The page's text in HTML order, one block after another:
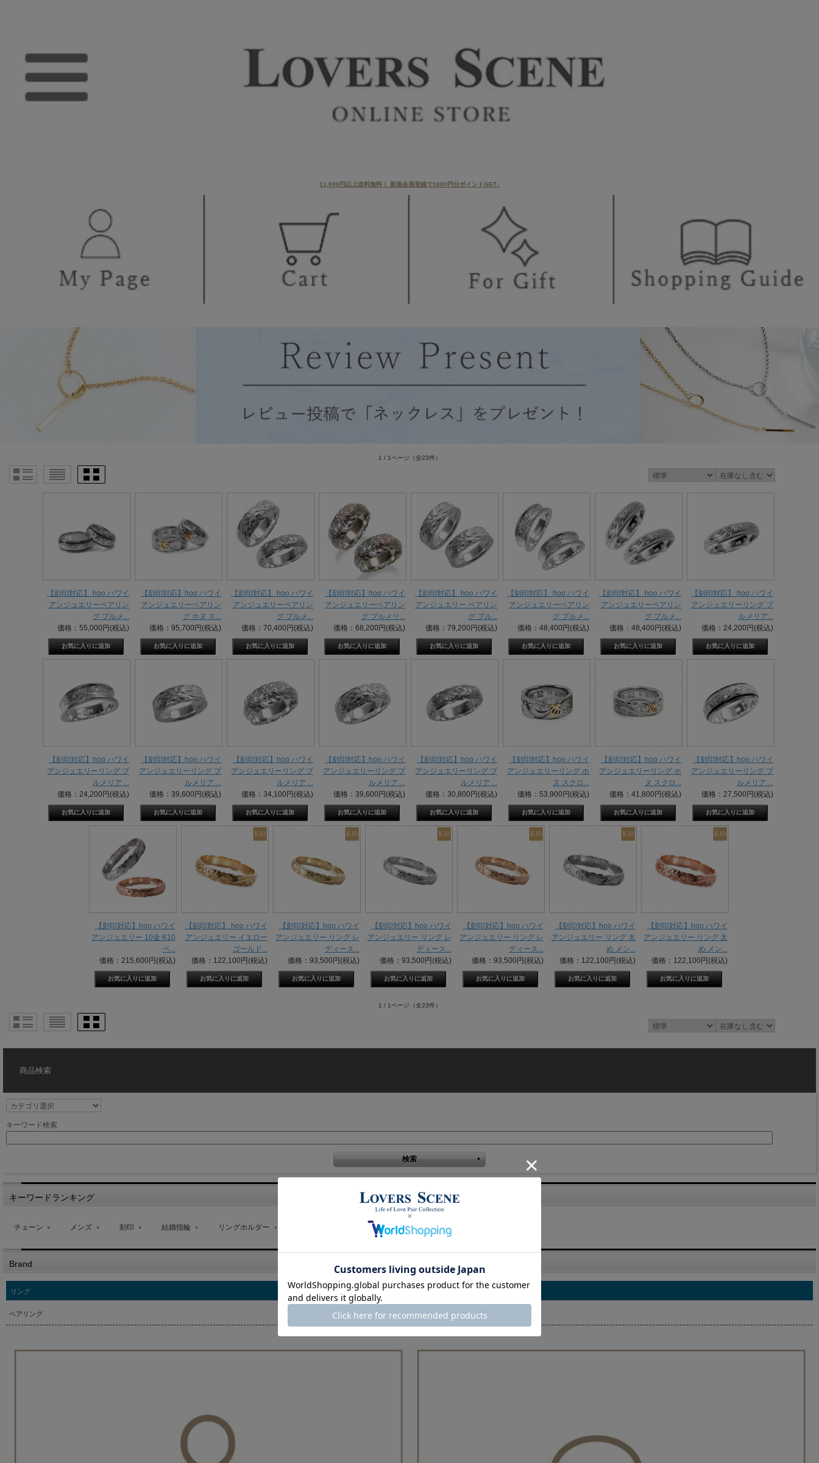
11,000円以上送料無料！ 新規会員登録で1000円分ポイントGET♪
1 / 1ページ （全23件）
【刻印対応】 hoo ハワイ
アンジュエリーペアリン
グ プルメ...
価格：55,000円(税込)
【刻印対応】hoo ハワイ
アンジュエリーペアリン
グ ホヌ ス...
価格：95,700円(税込)
【刻印対応】 hoo ハワイ
アンジュエリーペアリン
グ プルメ...
価格：70,400円(税込)
【刻印対応】hoo ハワイ
アンジュエリーペアリン
グ プルメリ...
価格：68,200円(税込)
【刻印対応】 hoo ハワイ
アンジュエリー ペアリン
グ プル...
価格：79,200円(税込)
【刻印対応】 hoo ハワイ
アンジュエリーペアリン
グ プルメ...
価格：48,400円(税込)
【刻印対応】 hoo ハワイ
アンジュエリーペアリン
グ プルメ...
価格：48,400円(税込)
【刻印対応】 hoo ハワイ
アンジュエリーリング プ
ルメリア...
価格：24,200円(税込)
【刻印対応】hoo ハワイ
アンジュエリーリング プ
ルメリア ...
価格：24,200円(税込)
【刻印対応】hoo ハワイ
アンジュエリーリング プ
ルメリア ...
価格：39,600円(税込)
【刻印対応】hoo ハワイ
アンジュエリーリング プ
ルメリア ...
価格：34,100円(税込)
【刻印対応】hoo ハワイ
アンジュエリーリング プ
ルメリア ...
価格：39,600円(税込)
【刻印対応】hoo ハワイ
アンジュエリーリング プ
ルメリア ...
価格：30,800円(税込)
【刻印対応】hoo ハワイ
アンジュエリーリング ホ
ヌ スクロ...
価格：53,900円(税込)
【刻印対応】hoo ハワイ
アンジュエリーリング ホ
ヌ スクロ...
価格：41,800円(税込)
【刻印対応】hoo ハワイ
アンジュエリーリング プ
ルメリア ...
価格：27,500円(税込)
【刻印対応】hoo ハワイ
アンジュエリー 10金 K10
ペ...
価格：215,600円(税込)
【刻印対応】 hoo ハワイ
アンジュエリー イエロー
ゴールド...
価格：122,100円(税込)
【刻印対応】hoo ハワイ
アンジュエリー リング レ
ディース...
価格：93,500円(税込)
【刻印対応】hoo ハワイ
アンジュエリー リング レ
ディース...
価格：93,500円(税込)
【刻印対応】hoo ハワイ
アンジュエリー リング レ
ディース...
価格：93,500円(税込)
【刻印対応】hoo ハワイ
アンジュエリー リング 太
め メン...
価格：122,100円(税込)
【刻印対応】hoo ハワイ
アンジュエリー リング 太
め メン...
価格：122,100円(税込)
1 / 1ページ （全23件）
商品検索
キーワード検索
キーワードランキング
チェーン メンズ 刻印 結婚指輪 リングホルダー ハワイアンジュエリー
Brand
リング
ペアリング